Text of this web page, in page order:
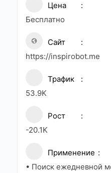
Цена
Бесплатно
Сайт
https://inspirobot.me
Трафик
53.9K
Рост
-20.1K
Применение
• Поиск ежедневной